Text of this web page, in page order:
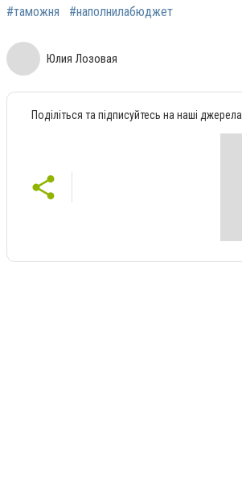
#таможня #наполнилабюджет
Юлия Лозовая
Поділіться та підписуйтесь на наші джерела